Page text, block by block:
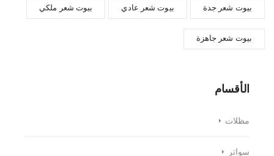
بيوت شعر ملكي بيوت شعر عادي بيوت شعر جدة
بيوت شعر جاهزة
الأقسام
مظلات
سواتر